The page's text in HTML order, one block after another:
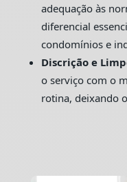
adequação às
diferencial
condomínios e
Discrição e
o serviço com o
rotina, deixando